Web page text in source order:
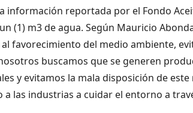
información reportada por el Fondo
(1) m3 de agua. Según Mauricio
favorecimiento del medio ambiente,
buscamos que se generen
y evitamos la mala disposición de
a las industrias a cuidar el entorno a